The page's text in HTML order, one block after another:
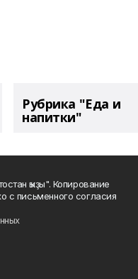
Рубрика "Еда и
напитки"
ҡыҙы". Копирование
с письменного согласия